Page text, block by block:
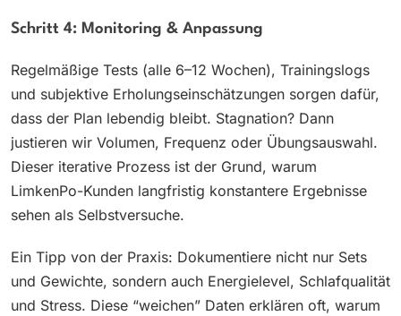
Schritt 4: Monitoring & Anpassung
Regelmäßige Tests (alle 6–12 Wochen), Trainingslogs
und subjektive Erholungseinschätzungen sorgen dafür,
dass der Plan lebendig bleibt. Stagnation? Dann
justieren wir Volumen, Frequenz oder Übungsauswahl.
Dieser iterative Prozess ist der Grund, warum
LimkenPo-Kunden langfristig konstantere Ergebnisse
sehen als Selbstversuche.
Ein Tipp von der Praxis: Dokumentiere nicht nur Sets
und Gewichte, sondern auch Energielevel, Schlafqualität
und Stress. Diese “weichen” Daten erklären oft, warum